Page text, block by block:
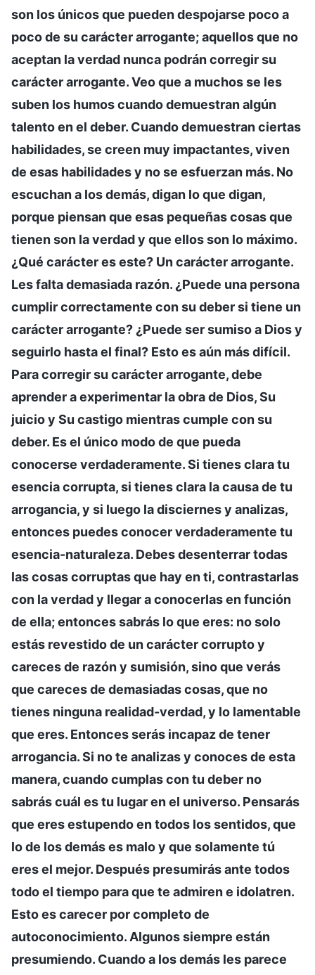
son los únicos que pueden despojarse poco a
poco de su carácter arrogante; aquellos que no
aceptan la verdad nunca podrán corregir su
carácter arrogante. Veo que a muchos se les
suben los humos cuando demuestran algún
talento en el deber. Cuando demuestran ciertas
habilidades, se creen muy impactantes, viven
de esas habilidades y no se esfuerzan más. No
escuchan a los demás, digan lo que digan,
porque piensan que esas pequeñas cosas que
tienen son la verdad y que ellos son lo máximo.
¿Qué carácter es este? Un carácter arrogante.
Les falta demasiada razón. ¿Puede una persona
cumplir correctamente con su deber si tiene un
carácter arrogante? ¿Puede ser sumiso a Dios y
seguirlo hasta el final? Esto es aún más difícil.
Para corregir su carácter arrogante, debe
aprender a experimentar la obra de Dios, Su
juicio y Su castigo mientras cumple con su
deber. Es el único modo de que pueda
conocerse verdaderamente. Si tienes clara tu
esencia corrupta, si tienes clara la causa de tu
arrogancia, y si luego la disciernes y analizas,
entonces puedes conocer verdaderamente tu
esencia-naturaleza. Debes desenterrar todas
las cosas corruptas que hay en ti, contrastarlas
con la verdad y llegar a conocerlas en función
de ella; entonces sabrás lo que eres: no solo
estás revestido de un carácter corrupto y
careces de razón y sumisión, sino que verás
que careces de demasiadas cosas, que no
tienes ninguna realidad-verdad, y lo lamentable
que eres. Entonces serás incapaz de tener
arrogancia. Si no te analizas y conoces de esta
manera, cuando cumplas con tu deber no
sabrás cuál es tu lugar en el universo. Pensarás
que eres estupendo en todos los sentidos, que
lo de los demás es malo y que solamente tú
eres el mejor. Después presumirás ante todos
todo el tiempo para que te admiren e idolatren.
Esto es carecer por completo de
autoconocimiento. Algunos siempre están
presumiendo. Cuando a los demás les parece